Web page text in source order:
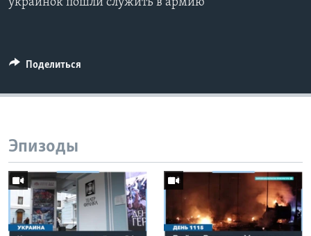
украинок пошли служить в армию
Поделиться
Эпизоды